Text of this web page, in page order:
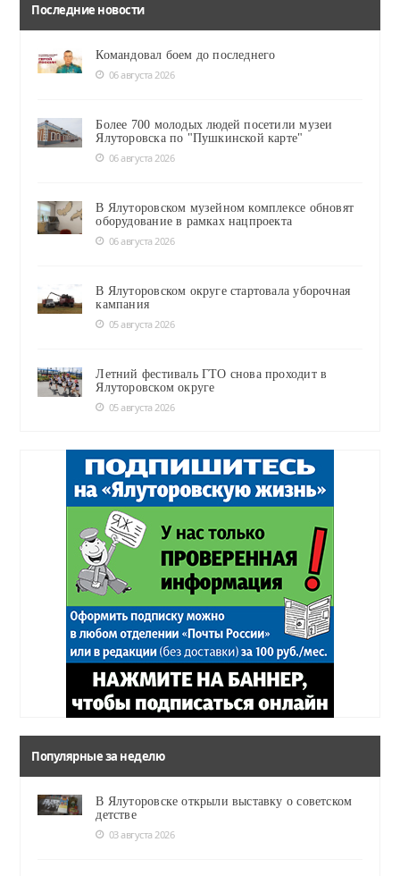
Последние новости
Командовал боем до последнего
06 августа 2026
Более 700 молодых людей посетили музеи
Ялуторовска по "Пушкинской карте"
06 августа 2026
В Ялуторовском музейном комплексе обновят
оборудование в рамках нацпроекта
06 августа 2026
В Ялуторовском округе стартовала уборочная
кампания
05 августа 2026
Летний фестиваль ГТО снова проходит в
Ялуторовском округе
05 августа 2026
Популярные за неделю
В Ялуторовске открыли выставку о советском
детстве
03 августа 2026